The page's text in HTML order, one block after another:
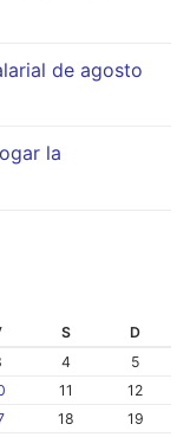
de agosto
la
S
D
4
5
11
12
18
19